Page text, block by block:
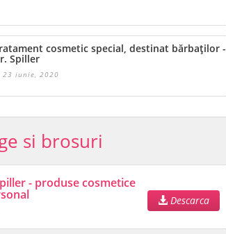
cosmetic special, destinat bărbaților -
Spiller
23 iunie, 2020
si brosuri
- produse cosmetice
Descarca